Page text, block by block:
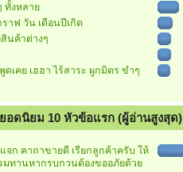
ทั้งหลาย
ราฟ วัน เดือนปีเกิด
นค้าต่างๆ
ดเคย เฮฮา ไร้สาระ ผูกมิตร ขำๆ
อดนิยม 10 หัวข้อแรก (ผู้อ่านสูงสุด)
ก คาถาขายดี เรียกลูกค้าครับ ให้
มทานหากรบกวนต้องขออภัยด้วย